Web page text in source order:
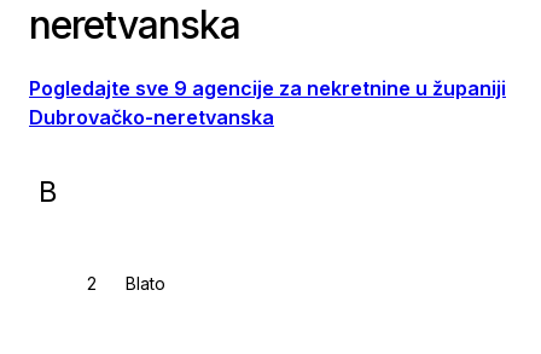
neretvanska
Pogledajte sve 9 agencije za nekretnine u županiji
Dubrovačko-neretvanska
B
Blato